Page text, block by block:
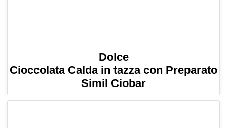
Dolce
Cioccolata Calda in tazza con Preparato
Simil Ciobar